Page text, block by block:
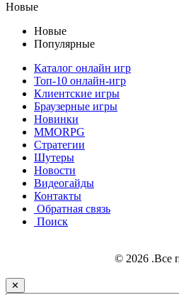
Новые
Новые
Популярные
Каталог онлайн игр
Топ-10 онлайн-игр
Клиентские игры
Браузерные игры
Новинки
MMORPG
Стратегии
Шутеры
Новости
Видеогайды
Контакты
Обратная связь
Поиск
© 2026 .Все
✕